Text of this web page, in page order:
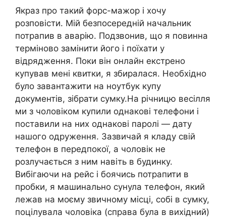
Якраз про такий форс-мажор і хочу
розповісти. Мій безпосередній начальник
потрапив в аварію. Подзвонив, що я повинна
терміново замінити його і поїхати у
відрядження. Поки він онлайн екстрено
купував мені квитки, я збиралася. Необхідно
було завантажити на ноутбук купу
документів, зібрати сумку.На річницю весілля
ми з чоловіком купили однакові телефони і
поставили на них однакові паролі — дату
нашого одруження. Зазвичай я кладу свій
телефон в передпокої, а чоловік не
розлучається з ним навіть в будинку.
Вибігаючи на рейс і боячись потрапити в
пробки, я машинально сунула телефон, який
лежав на моєму звичному місці, собі в сумку,
поцілувала чоловіка (справа була в вихідний)